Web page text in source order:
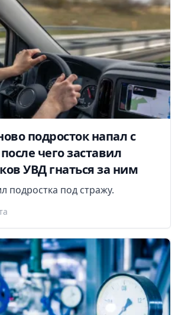
подросток напал с
чего заставил
УВД гнаться за ним
подростка под стражу.